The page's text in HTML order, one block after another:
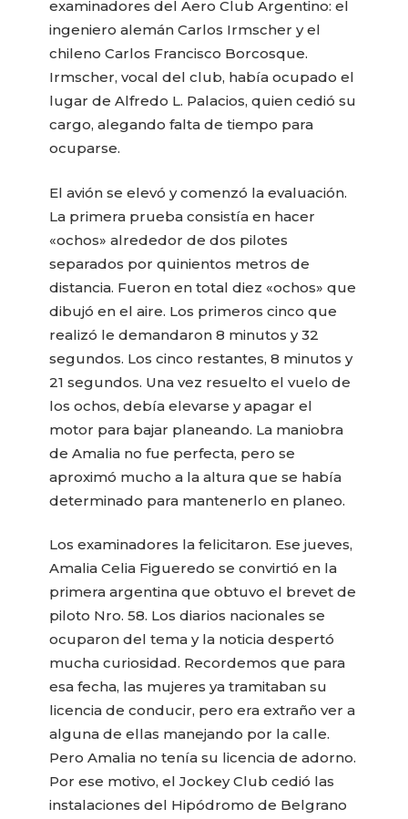
examinadores del Aero Club Argentino: el
ingeniero alemán Carlos Irmscher y el
chileno Carlos Francisco Borcosque.
Irmscher, vocal del club, había ocupado el
lugar de Alfredo L. Palacios, quien cedió su
cargo, alegando falta de tiempo para
ocuparse.
El avión se elevó y comenzó la evaluación.
La primera prueba consistía en hacer
«ochos» alrededor de dos pilotes
separados por quinientos metros de
distancia. Fueron en total diez «ochos» que
dibujó en el aire. Los primeros cinco que
realizó le demandaron 8 minutos y 32
segundos. Los cinco restantes, 8 minutos y
21 segundos. Una vez resuelto el vuelo de
los ochos, debía elevarse y apagar el
motor para bajar planeando. La maniobra
de Amalia no fue perfecta, pero se
aproximó mucho a la altura que se había
determinado para mantenerlo en planeo.
Los examinadores la felicitaron. Ese jueves,
Amalia Celia Figueredo se convirtió en la
primera argentina que obtuvo el brevet de
piloto Nro. 58. Los diarios nacionales se
ocuparon del tema y la noticia despertó
mucha curiosidad. Recordemos que para
esa fecha, las mujeres ya tramitaban su
licencia de conducir, pero era extraño ver a
alguna de ellas manejando por la calle.
Pero Amalia no tenía su licencia de adorno.
Por ese motivo, el Jockey Club cedió las
instalaciones del Hipódromo de Belgrano